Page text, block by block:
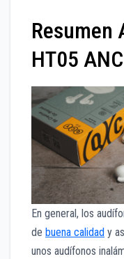
Resumen
HT05 ANC
En general, los
de buena calidad y
unos audífonos